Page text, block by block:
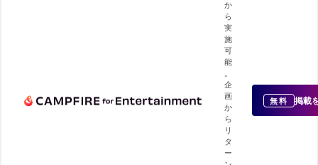
か
ら
実
施
可
能
。
企
画
か
ら
リ
タ
ー
無料 掲載